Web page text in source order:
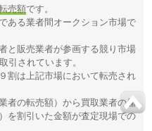
売額です。
ある業者間オークション市場で
と販売業者が参画する競り市場
引されています。
割は上記市場において転売され
者の転売額）から買取業者の儲
を割引いた金額が査定現場での